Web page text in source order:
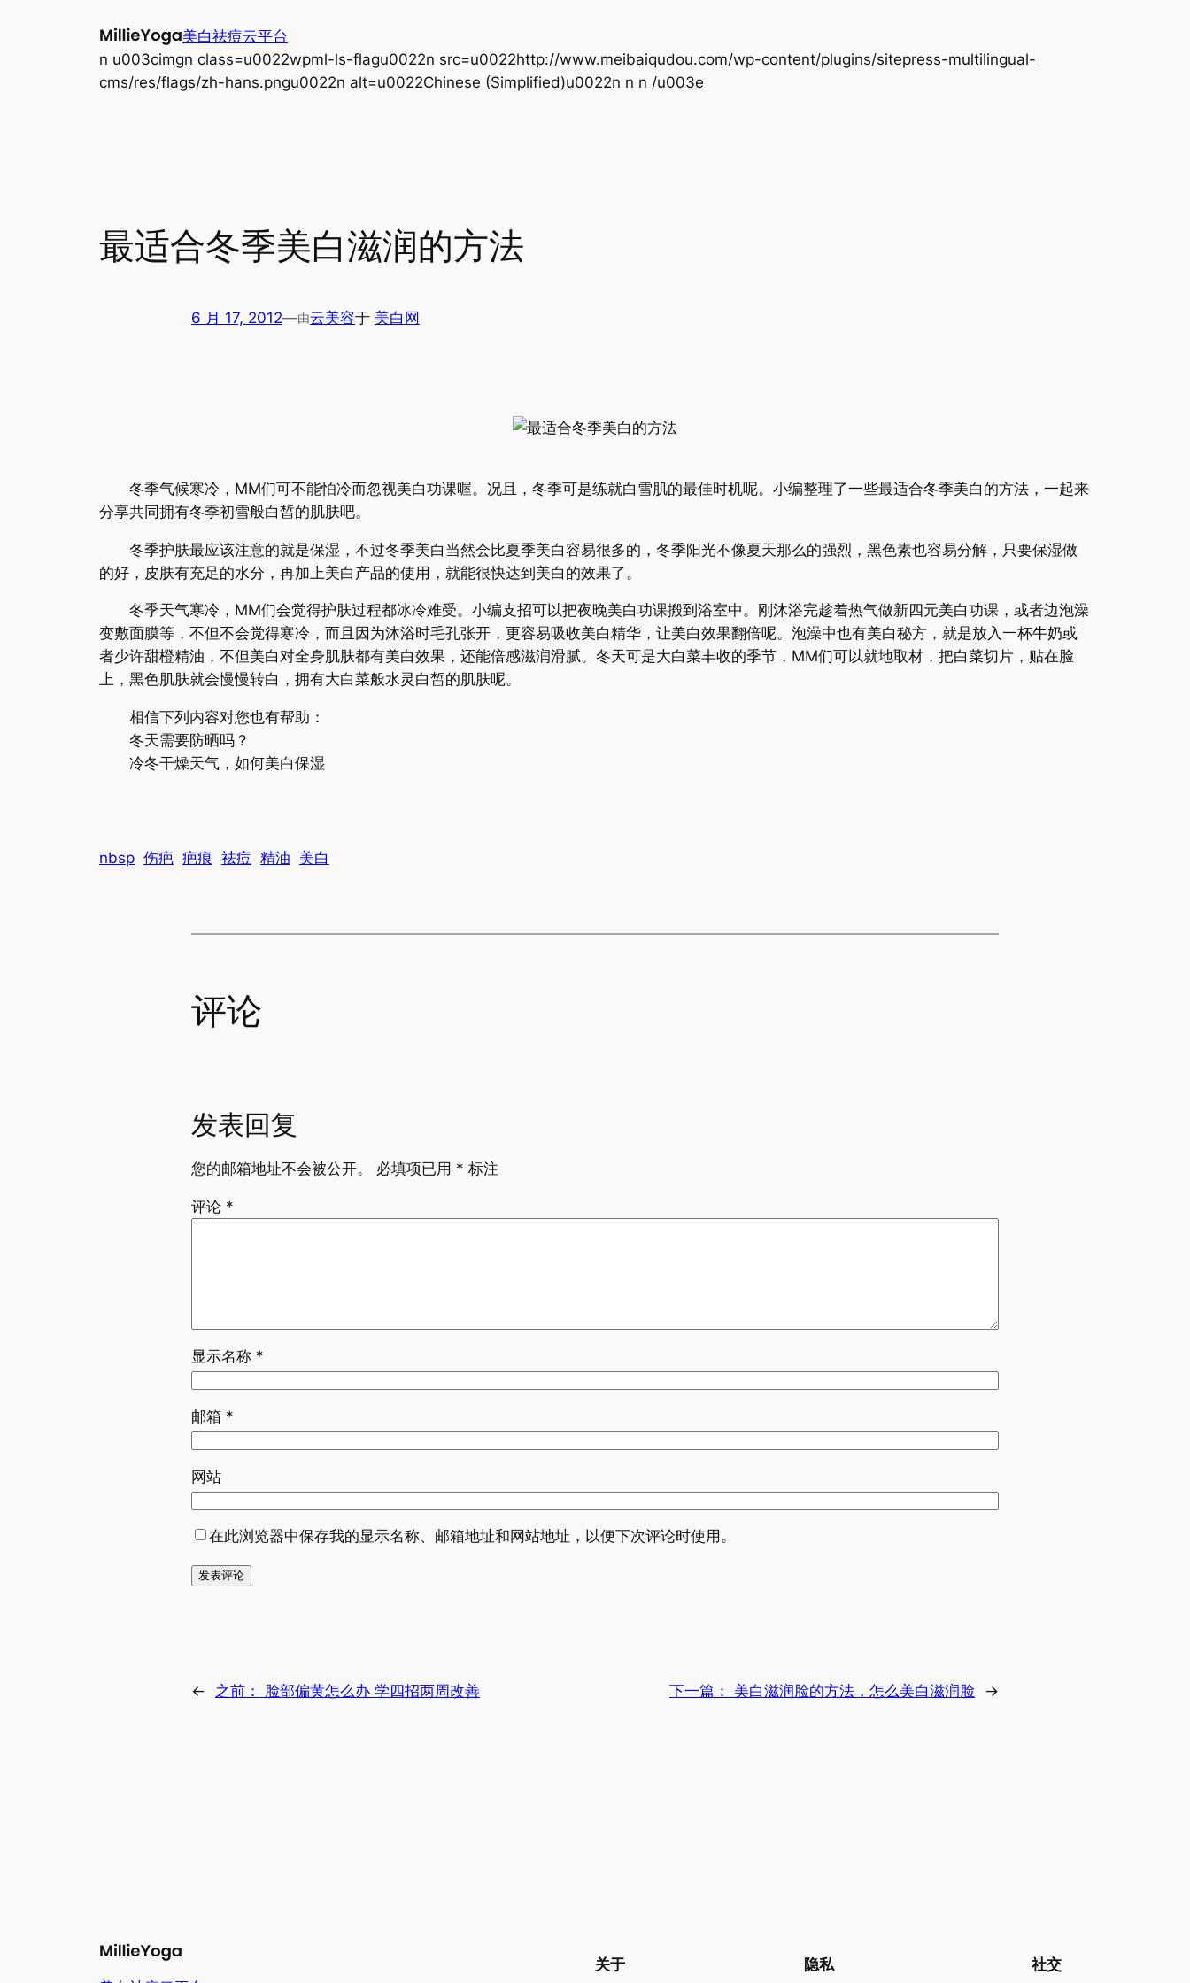
美白祛痘云平台
n u003cimgn class=u0022wpml-ls-flagu0022n src=u0022http://www.meibaiqudou.com/wp-content/plugins/sitepress-multilingual-
cms/res/flags/zh-hans.pngu0022n alt=u0022Chinese (Simplified)u0022n n n /u003e
最适合冬季美白滋润的方法
6 月 17, 2012—由云美容于 美白网
冬季气候寒冷，MM们可不能怕冷而忽视美白功课喔。况且，冬季可是练就白雪肌的最佳时机呢。小编整理了一些最适合冬季美白的方法，一起来
分享共同拥有冬季初雪般白皙的肌肤吧。
冬季护肤最应该注意的就是保湿，不过冬季美白当然会比夏季美白容易很多的，冬季阳光不像夏天那么的强烈，黑色素也容易分解，只要保湿做
的好，皮肤有充足的水分，再加上美白产品的使用，就能很快达到美白的效果了。
冬季天气寒冷，MM们会觉得护肤过程都冰冷难受。小编支招可以把夜晚美白功课搬到浴室中。刚沐浴完趁着热气做新四元美白功课，或者边泡澡
变敷面膜等，不但不会觉得寒冷，而且因为沐浴时毛孔张开，更容易吸收美白精华，让美白效果翻倍呢。泡澡中也有美白秘方，就是放入一杯牛奶或
者少许甜橙精油，不但美白对全身肌肤都有美白效果，还能倍感滋润滑腻。冬天可是大白菜丰收的季节，MM们可以就地取材，把白菜切片，贴在脸
上，黑色肌肤就会慢慢转白，拥有大白菜般水灵白皙的肌肤呢。
相信下列内容对您也有帮助：
冬天需要防晒吗？
冷冬干燥天气，如何美白保湿
nbsp 伤疤 疤痕 祛痘 精油 美白
评论
发表回复
您的邮箱地址不会被公开。 必填项已用 * 标注
评论 *
显示名称 *
邮箱 *
网站
在此浏览器中保存我的显示名称、邮箱地址和网站地址，以便下次评论时使用。
← 之前： 脸部偏黄怎么办 学四招两周改善 下一篇： 美白滋润脸的方法，怎么美白滋润脸 →
关于 隐私 社交